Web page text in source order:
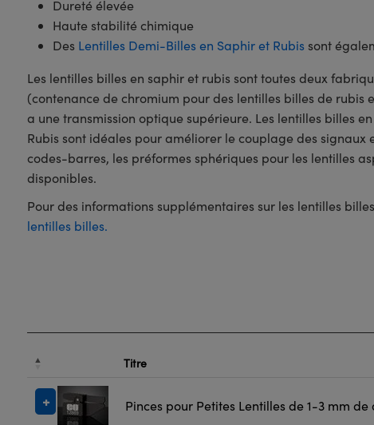
Dureté élevée
Haute stabilité chimique
Des Lentilles Demi-Billes en Saphir et Rubissont
Les lentilles billes en saphir et rubis sont toutes deux
(contenance de chromium pour des lentilles billes de rubis
a une transmission optique supérieure. Les lentilles billes
Rubis sont idéales pour améliorer le couplage des
codes-barres, les préformes sphériques pour les lentilles
disponibles.
Pour des informations supplémentaires sur les lentilles
lentilles billes.
Titre
Pinces pour Petites Lentilles de 1-3 mm de